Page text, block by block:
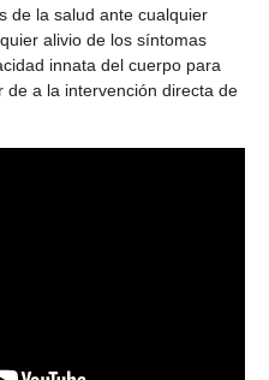
de la salud ante cualquier
alivio de los síntomas
innata del cuerpo para
de a la intervención directa de